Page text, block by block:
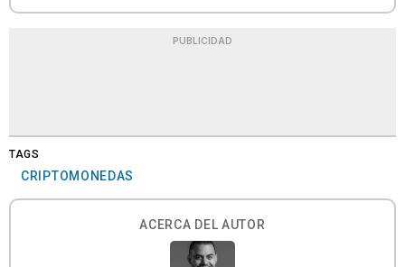
PUBLICIDAD
TAGS
CRIPTOMONEDAS
ACERCA DEL AUTOR